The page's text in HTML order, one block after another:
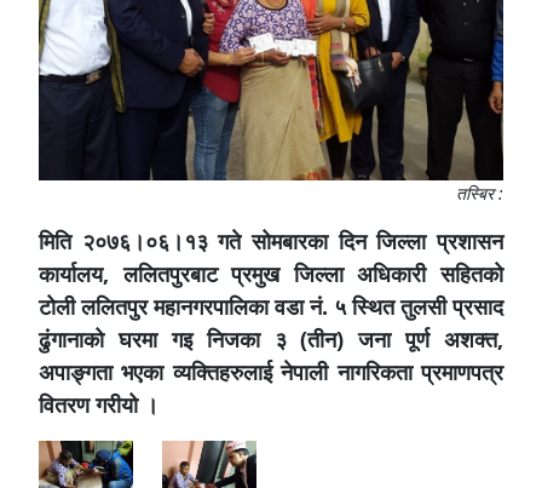
तस्बिर :
मिति २०७६।०६।१३ गते सोमबारका दिन जिल्ला प्रशासन
कार्यालय, ललितपुरबाट प्रमुख जिल्ला अधिकारी सहितको
टोली ललितपुर महानगरपालिका वडा नं. ५ स्थित तुलसी प्रसाद
ढुंगानाको घरमा गइ निजका ३ (तीन) जना पूर्ण अशक्त,
अपाङ्गता भएका व्यक्तिहरुलाई नेपाली नागरिकता प्रमाणपत्र
वितरण गरीयो ।